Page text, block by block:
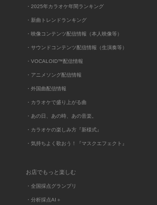
・2025年カラオケ年間ランキング
・新曲トレンドランキング
・映像コンテンツ配信情報（本人映像等）
・サウンドコンテンツ配信情報（生演奏等）
・VOCALOID™配信情報
・アニメソング配信情報
・外国曲配信情報
・カラオケで盛り上がる曲
・あの日、あの時、あの音楽。
・カラオケの楽しみ方『新様式』
・気持ちよく歌おう！『マスクエフェクト』
お店でもっと楽しむ
・全国採点グランプリ
・分析採点AI＋